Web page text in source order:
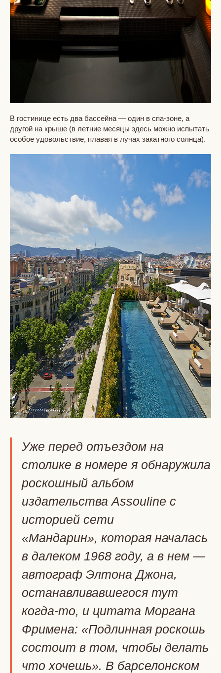
В гостинице есть два бассейна — один в спа-зоне, а
другой на крыше (в летние месяцы здесь можно испытать
особое удовольствие, плавая в лучах закатного солнца).
Уже перед отъездом на
столике в номере я обнаружила
роскошный альбом
издательства Assouline с
историей сети
«Мандарин», которая началась
в далеком 1968 году, а в нем —
автограф Элтона Джона,
останавливавшегося тут
когда-то, и цитата Моргана
Фримена: «Подлинная роскошь
состоит в том, чтобы делать
что хочешь». В барселонском